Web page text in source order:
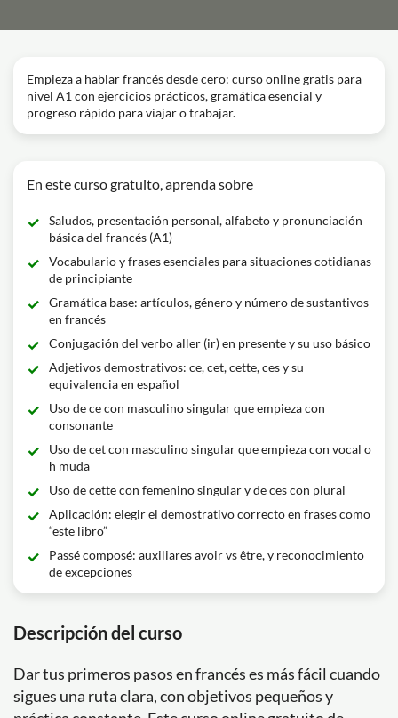
Empieza a hablar francés desde cero: curso online gratis para
nivel A1 con ejercicios prácticos, gramática esencial y
progreso rápido para viajar o trabajar.
En este curso gratuito, aprenda sobre
Saludos, presentación personal, alfabeto y pronunciación
básica del francés (A1)
Vocabulario y frases esenciales para situaciones cotidianas
de principiante
Gramática base: artículos, género y número de sustantivos
en francés
Conjugación del verbo aller (ir) en presente y su uso básico
Adjetivos demostrativos: ce, cet, cette, ces y su
equivalencia en español
Uso de ce con masculino singular que empieza con
consonante
Uso de cet con masculino singular que empieza con vocal o
h muda
Uso de cette con femenino singular y de ces con plural
Aplicación: elegir el demostrativo correcto en frases como
“este libro”
Passé composé: auxiliares avoir vs être, y reconocimiento
de excepciones
Descripción del curso
Dar tus primeros pasos en francés es más fácil cuando
sigues una ruta clara, con objetivos pequeños y